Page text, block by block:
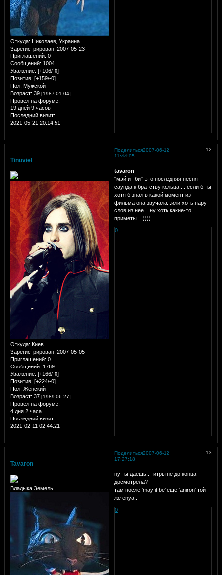
Откуда: Николаев, Украина
Зарегистрирован: 2007-05-23
Приглашений: 0
Сообщений: 1004
Уважение: [+106/-0]
Позитив: [+159/-0]
Пол: Мужской
Возраст: 39 [1987-01-04]
Провел на форуме:
19 дней 9 часов
Последний визит:
2021-05-21 20:14:51
Поделиться 12
2007-06-12
11:44:05
Tinuviel
Откуда: Киев
Зарегистрирован: 2007-05-05
Приглашений: 0
Сообщений: 1769
Уважение: [+166/-0]
Позитив: [+224/-0]
Пол: Женский
Возраст: 37 [1989-06-27]
Провел на форуме:
4 дня 2 часа
Последний визит:
2021-02-11 02:44:21
tavaron
"мэй ит би"-это последняя песня
саунда к братству кольца.... если б ты
хотя б знал в какой момент из
фильма она звучала...или хоть пару
слов из неё....ну хоть какие-то
приметы....))))
0
Поделиться 13
2007-06-12
17:27:18
Tavaron
Владыка Земель
ну ты даешь.. титры не до конца
досмотрела?
там после 'may it be' еще 'aniron' той
же enya..
0